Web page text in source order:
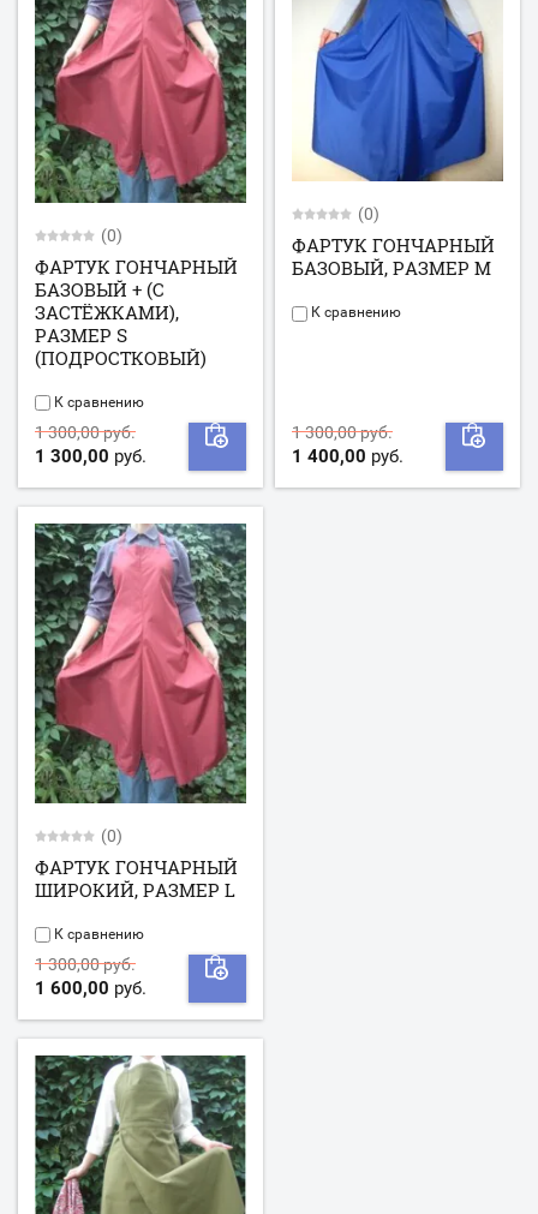
(0)
ФАРТУК ГОНЧАРНЫЙ
БАЗОВЫЙ + (С
ЗАСТЁЖКАМИ),
РАЗМЕР S
(ПОДРОСТКОВЫЙ)
К сравнению
1 300,00 руб.
1 300,00 руб.
(0)
ФАРТУК ГОНЧАРНЫЙ
БАЗОВЫЙ, РАЗМЕР М
К сравнению
1 300,00 руб.
1 400,00 руб.
(0)
ФАРТУК ГОНЧАРНЫЙ
ШИРОКИЙ, РАЗМЕР L
К сравнению
1 300,00 руб.
1 600,00 руб.